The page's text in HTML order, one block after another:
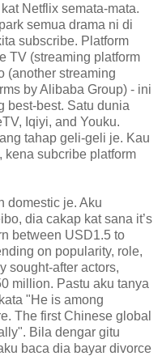
Netflix semata-mata.
semua drama ni di
subscribe. Platform
TV (streaming platform
(another streaming
by Alibaba Group) - ini
best-best. Satu dunia
Iqiyi, and Youku.
tahap geli-geli je. Kau
kena subcribe platform
domestic je. Aku
dia cakap kat sana it’s
between USD1.5 to
on popularity, role,
sought-after actors,
million. Pastu aku tanya
"He is among
The first Chinese global
Bila dengar gitu
baca dia bayar divorce